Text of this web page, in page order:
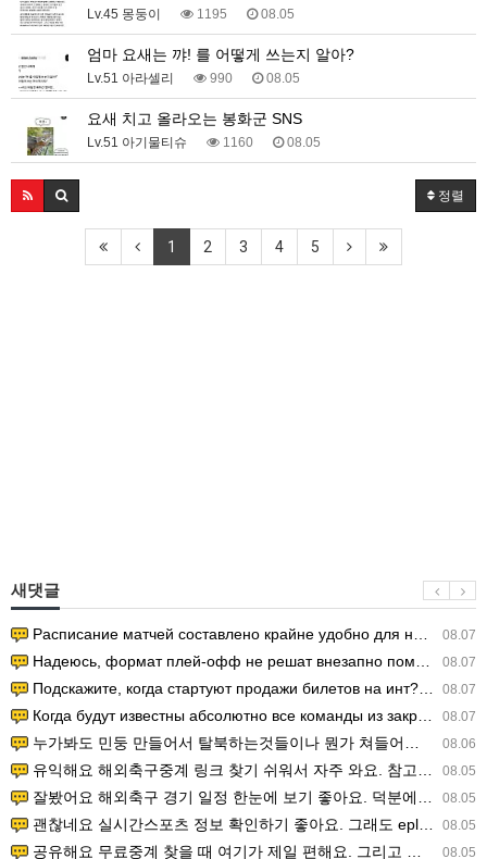
Lv.45 몽둥이 1195 08.05
엄마 요새는 꺄! 를 어떻게 쓰는지 알아?
Lv.51 아라셀리 990 08.05
요새 치고 올라오는 봉화군 SNS
Lv.51 아기물티슈 1160 08.05
정렬
1 2 3 4 5
새댓글
08.07
Расписание матчей составлено крайне удобно для нашего часово…
08.07
Надеюсь, формат плей-офф не решат внезапно поменять. https:/…
08.07
Подскажите, когда стартуют продажи билетов на инт? https://g…
08.07
Когда будут известны абсолютно все команды из закрытых квали…
08.06
누가봐도 민둥 만들어서 탈북하는것들이나 뭔가 쳐들어오는 낌새를 미리 알아차리기 위함이지 저걸 전쟁준비라고 하…
08.05
유익해요 해외축구중계 링크 찾기 쉬워서 자주 와요. 참고로 무료스포츠중계 정보 확인할 때 출처 꼭 체크해요.…
08.05
잘봤어요 해외축구 경기 일정 한눈에 보기 좋아요. 덕분에 epl중계 볼 때 공식 중계 채널 먼저 찾아봐요. …
08.05
괜찮네요 실시간스포츠 정보 확인하기 좋아요. 그래도 epl중계 볼 때 공식 중계 채널 먼저 찾아봐요. 북마크…
08.05
공유해요 무료중계 찾을 때 여기가 제일 편해요. 그리고 무료스포츠중계 정보 확인할 때 출처 꼭 체크해요. 앞…